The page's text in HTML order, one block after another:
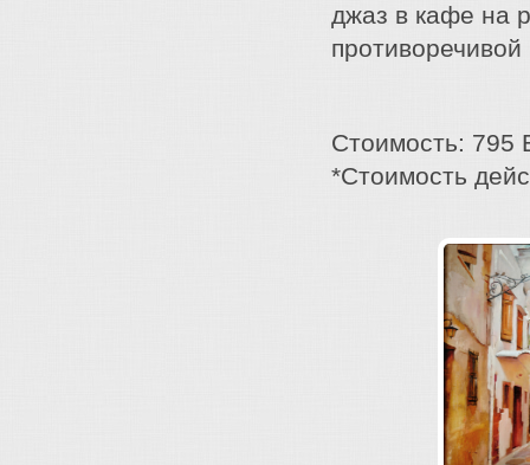
джаз в кафе на
противоречивой
Стоимость: 795
*Стоимость